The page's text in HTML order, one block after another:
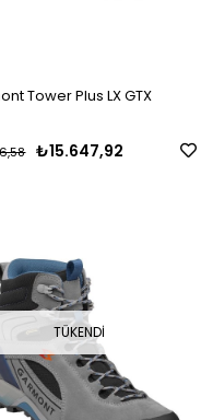
Tower Plus LX GTX
₺15.647,92
TÜKENDI